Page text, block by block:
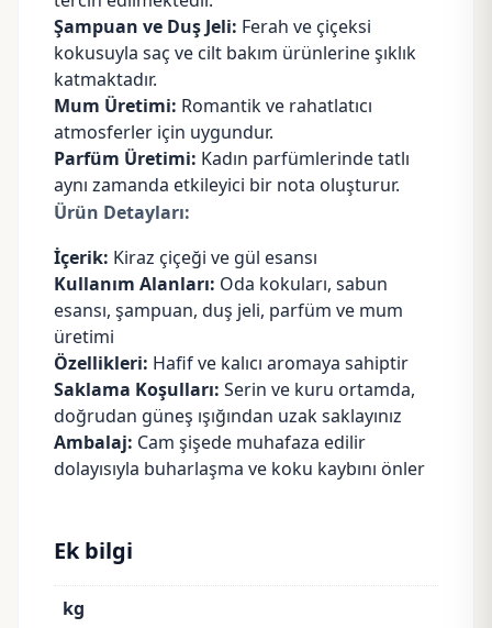
Şampuan ve Duş Jeli: Ferah ve çiçeksi
kokusuyla saç ve cilt bakım ürünlerine şıklık
katmaktadır.
Mum Üretimi: Romantik ve rahatlatıcı
atmosferler için uygundur.
Parfüm Üretimi: Kadın parfümlerinde tatlı
aynı zamanda etkileyici bir nota oluşturur.
Ürün Detayları:
İçerik: Kiraz çiçeği ve gül esansı
Kullanım Alanları: Oda kokuları, sabun
esansı, şampuan, duş jeli, parfüm ve mum
üretimi
Özellikleri: Hafif ve kalıcı aromaya sahiptir
Saklama Koşulları: Serin ve kuru ortamda,
doğrudan güneş ışığından uzak saklayınız
Ambalaj: Cam şişede muhafaza edilir
dolayısıyla buharlaşma ve koku kaybını önler
Ek bilgi
kg